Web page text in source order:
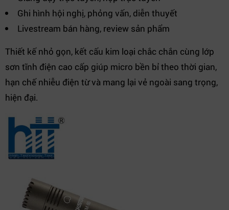
Ghi hình hội nghị, phỏng vấn, diễn thuyết
Livestream bán hàng, review sản phẩm
Thiết kế nhỏ gọn, kết cấu kim loại chắc chắn cùng lớp
sơn tĩnh điện cao cấp giúp micro bền bỉ theo thời gian,
hạn chế nhiễu điện từ và mang lại vẻ ngoài sang trọng,
hiện đại.